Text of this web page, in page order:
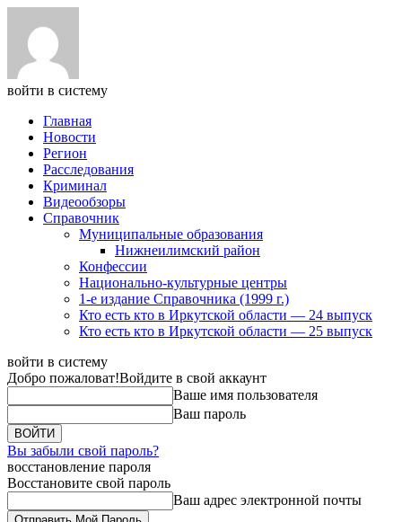
войти в систему
Главная
Новости
Регион
Расследования
Криминал
Видеообзоры
Справочник
Муниципальные образования
Нижнеилимский район
Конфессии
Национально-культурные центры
1-е издание Справочника (1999 г.)
Кто есть кто в Иркутской области — 24 выпуск
Кто есть кто в Иркутской области — 25 выпуск
войти в систему
Добро пожаловат!Войдите в свой аккаунт
Ваше имя пользователя
Ваш пароль
Вы забыли свой пароль?
восстановление пароля
Восстановите свой пароль
Ваш адрес электронной почты